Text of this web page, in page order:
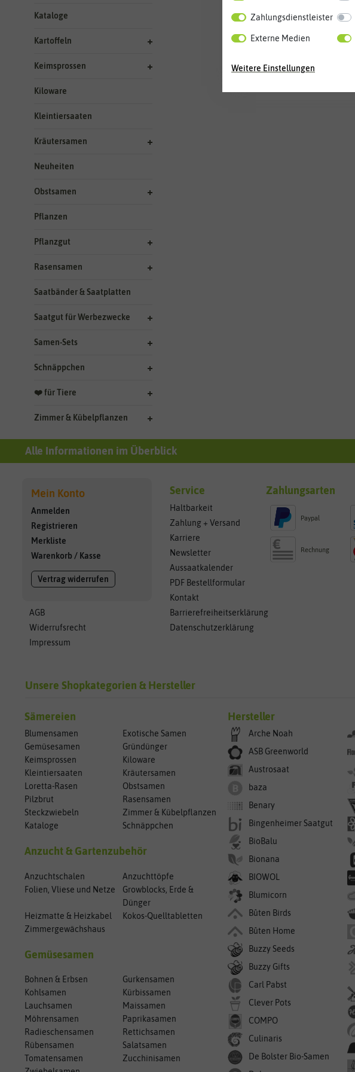
Kataloge
Kartoffeln
Keimsprossen
Kiloware
Kleintiersaaten
Kräutersamen
Neuheiten
Obstsamen
Pflanzen
Pflanzgut
Rasensamen
Saatbänder & Saatplatten
Saatgut für Werbezwecke
Samen-Sets
Schnäppchen
❤️ für Tiere
Zimmer & Kübelpflanzen
Alle Informationen im Überblick
Mein Konto
Anmelden
Registrieren
Merkliste
Warenkorb / Kasse
Vertrag widerrufen
AGB
Widerrufsrecht
Impressum
Service
Haltbarkeit
Zahlung + Versand
Karriere
Newsletter
Aussaatkalender
PDF Bestellformular
Kontakt
Barrierefreiheitserklärung
Datenschutzerklärung
Zahlungsarten
Paypal
Rechnung
Unsere Shopkategorien & Hersteller
Sämereien
Blumensamen
Exotische Samen
Gemüsesamen
Gründünger
Keimsprossen
Kiloware
Kleintiersaaten
Kräutersamen
Loretta-Rasen
Obstsamen
Pilzbrut
Rasensamen
Steckzwiebeln
Zimmer & Kübelpflanzen
Kataloge
Schnäppchen
Anzucht & Gartenzubehör
Anzuchtschalen
Anzuchttöpfe
Folien, Vliese und Netze
Growblocks, Erde &
Dünger
Heizmatte & Heizkabel
Kokos-Quelltabletten
Zimmergewächshaus
Gemüsesamen
Bohnen & Erbsen
Gurkensamen
Kohlsamen
Kürbissamen
Lauchsamen
Maissamen
Möhrensamen
Paprikasamen
Radieschensamen
Rettichsamen
Rübensamen
Salatsamen
Tomatensamen
Zucchinisamen
Hersteller
Arche Noah
ASB Greenworld
Austrosaat
baza
Benary
Bingenheimer Saatgut
BioBalu
Bionana
BIOWOL
Blumicorn
Bûten Birds
Bûten Home
Buzzy Seeds
Buzzy Gifts
Carl Pabst
Clever Pots
COMPO
Culinaris
De Bolster Bio-Samen
Zahlungsdienstleister
Externe Medien
Weitere Einstellungen